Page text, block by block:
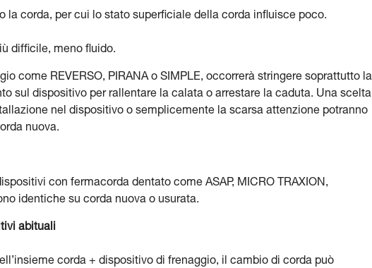
la corda, per cui lo stato superficiale della corda influisce poco.
difficile, meno fluido.
come REVERSO, PIRANA o SIMPLE, occorrerà stringere soprattutto la
sul dispositivo per rallentare la calata o arrestare la caduta. Una scelta
nel dispositivo o semplicemente la scarsa attenzione potranno
nuova.
con fermacorda dentato come ASAP, MICRO TRAXION,
identiche su corda nuova o usurata.
abituali
corda + dispositivo di frenaggio, il cambio di corda può